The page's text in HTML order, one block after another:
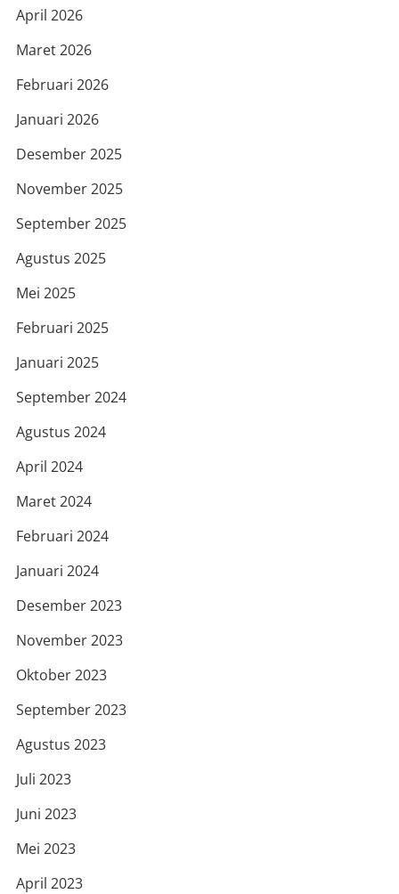
April 2026
Maret 2026
Februari 2026
Januari 2026
Desember 2025
November 2025
September 2025
Agustus 2025
Mei 2025
Februari 2025
Januari 2025
September 2024
Agustus 2024
April 2024
Maret 2024
Februari 2024
Januari 2024
Desember 2023
November 2023
Oktober 2023
September 2023
Agustus 2023
Juli 2023
Juni 2023
Mei 2023
April 2023